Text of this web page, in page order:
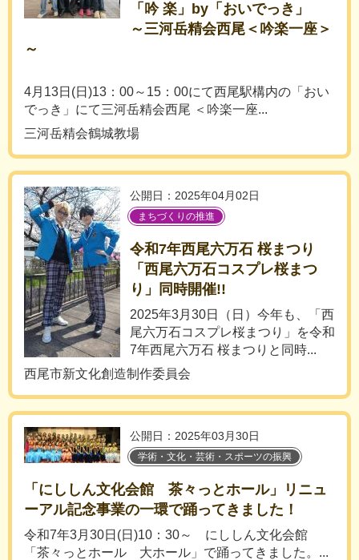
「吟 楽」by「おいでっき」
～三河岳精会西尾＜吟楽一座＞
～
4月13日(日)13：00～15：00にて西尾駅構内の「おい
でっき」にて三河岳精会西尾 ＜吟楽一座...
三河岳精会鶴城教場
公開日：2025年04月02日
まちづくりの推進
令和7年西尾六万石 桜まつり
「西尾六万石コスプレ桜まつ
り」同時開催!!
2025年3月30日（日）今年も、「西
尾六万石コスプレ桜まつり」を令和
7年西尾六万石 桜まつりと同時...
西尾市新文化創造制作委員会
公開日：2025年03月30日
学術・文化・芸術・スポーツの振興
「にししん文化会館 茶々っとホール」リニュ
ーアル記念事業の一環で踊ってきました！
令和7年3月30日(日)10：30～ にししん文化会館
「茶々っとホール 大ホール」で踊ってきました。...